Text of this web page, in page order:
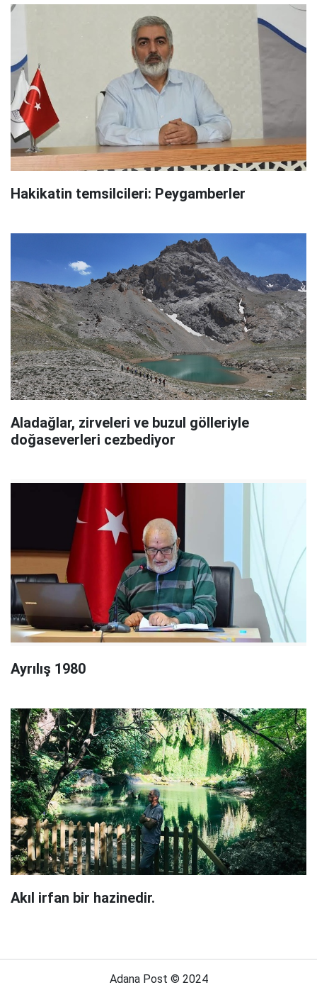
Hakikatin temsilcileri: Peygamberler
Aladağlar, zirveleri ve buzul gölleriyle
doğaseverleri cezbediyor
Ayrılış 1980
Akıl irfan bir hazinedir.
Adana Post © 2024